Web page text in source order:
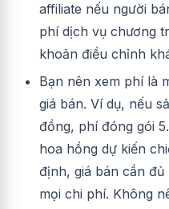
affiliate nếu người
phí dịch vụ chương
khoản điều chỉnh
Bạn nên xem phí là
giá bán. Ví dụ, nếu
đồng, phí đóng gói
hoa hồng dự kiến
định, giá bán cần
mọi chi phí. Không